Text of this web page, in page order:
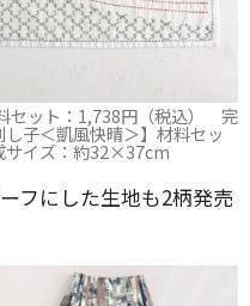
セット：1,738円（税込） 完
子＜凱風快晴＞】材料セッ
サイズ：約32×37cm
フにした生地も2柄発売